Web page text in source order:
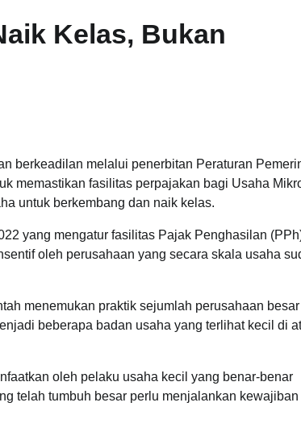
Kelas, Bukan
berkeadilan melalui penerbitan Peraturan
memastikan fasilitas perpajakan bagi Usaha
untuk berkembang dan naik kelas.
yang mengatur fasilitas Pajak Penghasilan
oleh perusahaan yang secara skala usaha
menemukan praktik sejumlah perusahaan
beberapa badan usaha yang terlihat kecil di
oleh pelaku usaha kecil yang benar-benar
telah tumbuh besar perlu menjalankan kewajiban